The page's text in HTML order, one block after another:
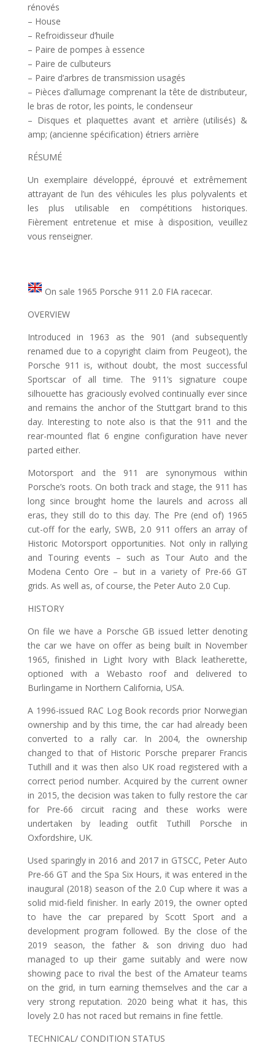
rénovés
– House
– Refroidisseur d’huile
– Paire de pompes à essence
– Paire de culbuteurs
– Paire d’arbres de transmission usagés
– Pièces d’allumage comprenant la tête de distributeur,
le bras de rotor, les points, le condenseur
– Disques et plaquettes avant et arrière (utilisés) &
amp; (ancienne spécification) étriers arrière
RÉSUMÉ
Un exemplaire développé, éprouvé et extrêmement
attrayant de l’un des véhicules les plus polyvalents et
les plus utilisable en compétitions historiques.
Fièrement entretenue et mise à disposition, veuillez
vous renseigner.
On sale 1965 Porsche 911 2.0 FIA racecar.
OVERVIEW
Introduced in 1963 as the 901 (and subsequently
renamed due to a copyright claim from Peugeot), the
Porsche 911 is, without doubt, the most successful
Sportscar of all time. The 911’s signature coupe
silhouette has graciously evolved continually ever since
and remains the anchor of the Stuttgart brand to this
day. Interesting to note also is that the 911 and the
rear-mounted flat 6 engine configuration have never
parted either.
Motorsport and the 911 are synonymous within
Porsche’s roots. On both track and stage, the 911 has
long since brought home the laurels and across all
eras, they still do to this day. The Pre (end of) 1965
cut-off for the early, SWB, 2.0 911 offers an array of
Historic Motorsport opportunities. Not only in rallying
and Touring events – such as Tour Auto and the
Modena Cento Ore – but in a variety of Pre-66 GT
grids. As well as, of course, the Peter Auto 2.0 Cup.
HISTORY
On file we have a Porsche GB issued letter denoting
the car we have on offer as being built in November
1965, finished in Light Ivory with Black leatherette,
optioned with a Webasto roof and delivered to
Burlingame in Northern California, USA.
A 1996-issued RAC Log Book records prior Norwegian
ownership and by this time, the car had already been
converted to a rally car. In 2004, the ownership
changed to that of Historic Porsche preparer Francis
Tuthill and it was then also UK road registered with a
correct period number. Acquired by the current owner
in 2015, the decision was taken to fully restore the car
for Pre-66 circuit racing and these works were
undertaken by leading outfit Tuthill Porsche in
Oxfordshire, UK.
Used sparingly in 2016 and 2017 in GTSCC, Peter Auto
Pre-66 GT and the Spa Six Hours, it was entered in the
inaugural (2018) season of the 2.0 Cup where it was a
solid mid-field finisher. In early 2019, the owner opted
to have the car prepared by Scott Sport and a
development program followed. By the close of the
2019 season, the father & son driving duo had
managed to up their game suitably and were now
showing pace to rival the best of the Amateur teams
on the grid, in turn earning themselves and the car a
very strong reputation. 2020 being what it has, this
lovely 2.0 has not raced but remains in fine fettle.
TECHNICAL/ CONDITION STATUS